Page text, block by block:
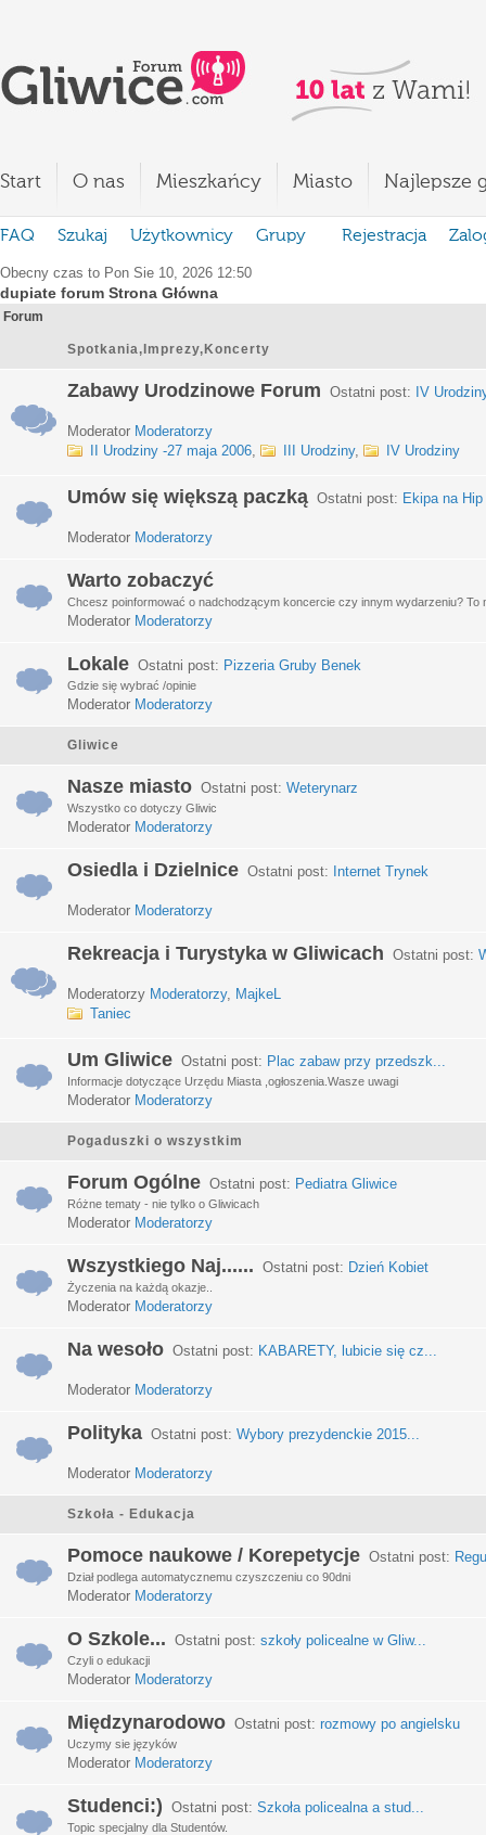
Start O nas Mieszkańcy Miasto Najlepsze
FAQ Szukaj Użytkownicy Grupy Rejestracja
Obecny czas to Pon Sie 10, 2026 12:50
dupiate forum Strona Główna
Forum
Spotkania,Imprezy,Koncerty
Zabawy Urodzinowe Forum Ostatni post: IV
Moderator Moderatorzy
II Urodziny -27 maja 2006, III Urodziny, IV Urodziny
Umów się większą paczką Ostatni post: Ekipa na
Moderator Moderatorzy
Warto zobaczyć
Chcesz poinformować o nadchodzącym koncercie czy innym wydarzeniu? To
Moderator Moderatorzy
Lokale Ostatni post: Pizzeria Gruby Benek
Gdzie się wybrać /opinie
Moderator Moderatorzy
Gliwice
Nasze miasto Ostatni post: Weterynarz
Wszystko co dotyczy Gliwic
Moderator Moderatorzy
Osiedla i Dzielnice Ostatni post: Internet Trynek
Moderator Moderatorzy
Rekreacja i Turystyka w Gliwicach Ostatni post:
Moderatorzy Moderatorzy, MajkeL
Taniec
Um Gliwice Ostatni post: Plac zabaw przy przedszk...
Informacje dotyczące Urzędu Miasta ,ogłoszenia.Wasze uwagi
Moderator Moderatorzy
Pogaduszki o wszystkim
Forum Ogólne Ostatni post: Pediatra Gliwice
Różne tematy - nie tylko o Gliwicach
Moderator Moderatorzy
Wszystkiego Naj...... Ostatni post: Dzień Kobiet
Życzenia na każdą okazje..
Moderator Moderatorzy
Na wesoło Ostatni post: KABARETY, lubicie się cz...
Moderator Moderatorzy
Polityka Ostatni post: Wybory prezydenckie 2015...
Moderator Moderatorzy
Szkoła - Edukacja
Pomoce naukowe / Korepetycje Ostatni post:
Dział podlega automatycznemu czyszczeniu co 90dni
Moderator Moderatorzy
O Szkole... Ostatni post: szkoły policealne w Gliw...
Czyli o edukacji
Moderator Moderatorzy
Międzynarodowo Ostatni post: rozmowy po angielsku
Uczymy sie języków
Moderator Moderatorzy
Studenci:) Ostatni post: Szkoła policealna a stud...
Topic specjalny dla Studentów.